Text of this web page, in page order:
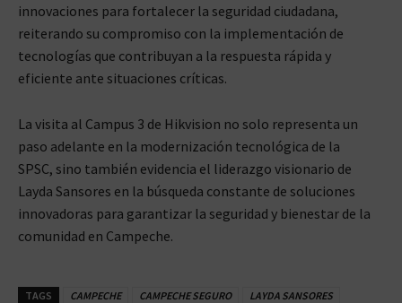
innovaciones para fortalecer la seguridad ciudadana,
reiterando su compromiso con la implementación de
tecnologías que contribuyan a la respuesta rápida y
eficiente ante situaciones críticas.
La visita al Campus 3 de Hikvision no solo representa un
paso adelante en la modernización tecnológica de la
SPSC, sino también evidencia el liderazgo visionario de
Layda Sansores en la búsqueda constante de soluciones
innovadoras para garantizar la seguridad y bienestar de la
comunidad en Campeche.
TAGS CAMPECHE CAMPECHE SEGURO LAYDA SANSORES